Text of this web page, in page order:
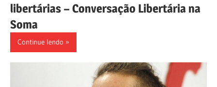
libertárias – Conversação Libertária na
Soma
Continue lendo